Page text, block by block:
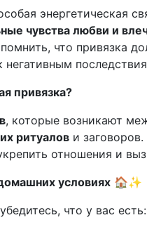
энергетическая
чувства любви и
что привязка
привязка?
, которые возникают
ритуалов и
отношения и
условиях 🏠✨
что у вас есть: